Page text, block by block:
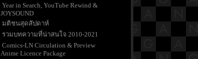
Year in Search, YouTube Rewind &
JOYSOUND
มติชนสุดสัปดาห์
รวมบทความที่น่าสนใจ 2010-2021
Comics-LN Circulation & Preview
Anime Licence Package